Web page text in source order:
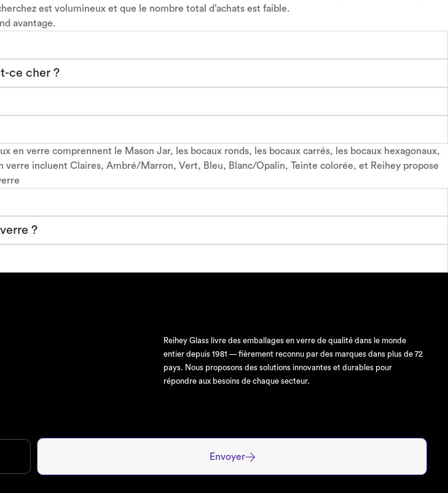
est volumineux et que le nombre total d’achats est faible.
avantage.
ce cher ?
en verre comprennent le Mason Jar, les bocaux ronds, les bocaux carrés, les bocaux hexagonaux,
verre incluent Claires, Ambré/Marron, Vert, Bleu, Blanc/Opalin, Teinte colorée, et Reihey propose
?
Reihey Glass livre des emballages en verre de qualité dans le monde
entier depuis 1981 — fièrement reconnu par des marques dans plus de 72
pays. Nous proposons des solutions innovantes et durables pour
répondre aux besoins de chaque secteur.
Envoyer